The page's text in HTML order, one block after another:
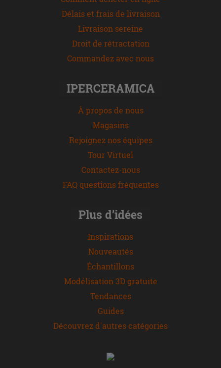
Délais et frais de livraison
Livraison sereine
Droit de rétractation
Commandez avec nous
IPERCERAMICA
À propos de nous
Magasins
Rejoignez nos équipes
Tour Virtuel
Contactez-nous
FAQ questions fréquentes
Plus d’idées
Inspirations
Nouveautés
Échantillons
Modélisation 3D gratuite
Tendances
Guides
Découvrez d'autres catégories